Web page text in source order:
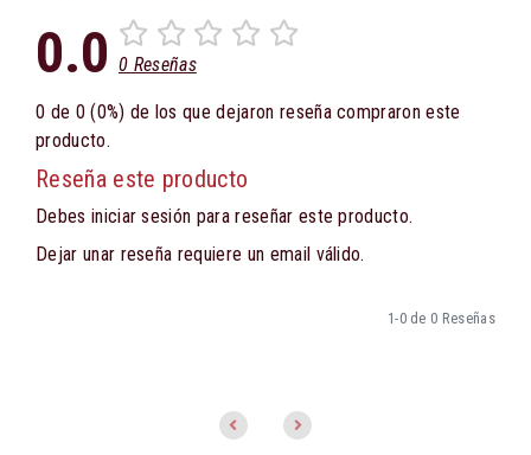
0.0 0 Reseñas
0 de 0 (0%) de los que dejaron reseña compraron este
producto.
Reseña este producto
Debes iniciar sesión para reseñar este producto.
Dejar unar reseña requiere un email válido.
1-0 de 0 Reseñas